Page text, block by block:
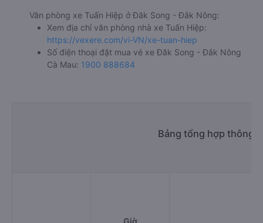
Văn phòng xe Tuấn Hiệp ở Đăk Song - Đắk Nông:
Xem địa chỉ văn phòng nhà xe Tuấn Hiệp:
https://vexere.com/vi-VN/xe-tuan-hiep
Số điện thoại đặt mua vé xe Đăk Song - Đắk Nông
Cà Mau: 1900 888684
Bảng tổng hợp thông
Giờ